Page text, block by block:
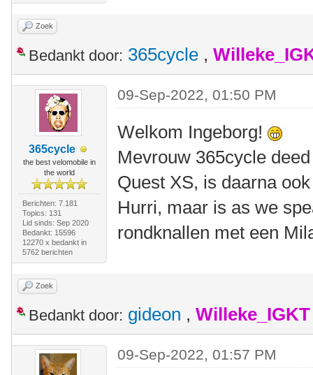
Zoek
Bedankt door: 365cycle ,
365cycle
the best velomobile in
the world
Berichten: 7.181
Topics: 131
Lid sinds: Sep 2020
Bedankt: 15596
12270 x bedankt in
5762 berichten
09-Sep-2022, 01:50 PM
Welkom Ingeborg!
Mevrouw 365cycle
Quest XS, is daarna
Hurri, maar is as we
rondknallen met een
Zoek
Bedankt door: gideon , Willeke_IGKT
09-Sep-2022, 01:57 PM